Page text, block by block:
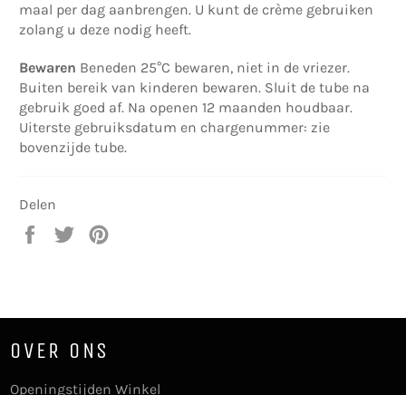
maal per dag aanbrengen. U kunt de crème gebruiken
zolang u deze nodig heeft.
Bewaren Beneden 25°C bewaren, niet in de vriezer.
Buiten bereik van kinderen bewaren. Sluit de tube na
gebruik goed af. Na openen 12 maanden houdbaar.
Uiterste gebruiksdatum en chargenummer: zie
bovenzijde tube.
Delen
Delen
Twitteren
OVER ONS
Openingstijden Winkel